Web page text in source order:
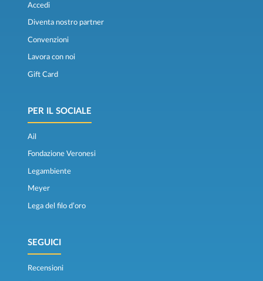
Accedi
Diventa nostro partner
Convenzioni
Lavora con noi
Gift Card
PER IL SOCIALE
Ail
Fondazione Veronesi
Legambiente
Meyer
Lega del filo d’oro
SEGUICI
Recensioni